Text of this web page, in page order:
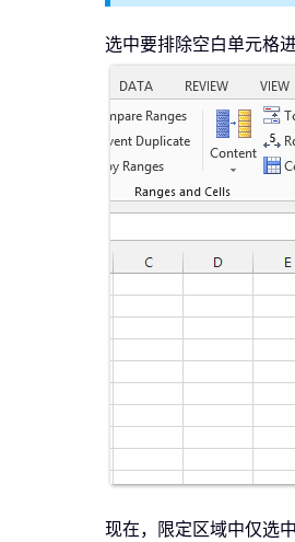
选中要排除空白单元格
现在，限定区域中仅选